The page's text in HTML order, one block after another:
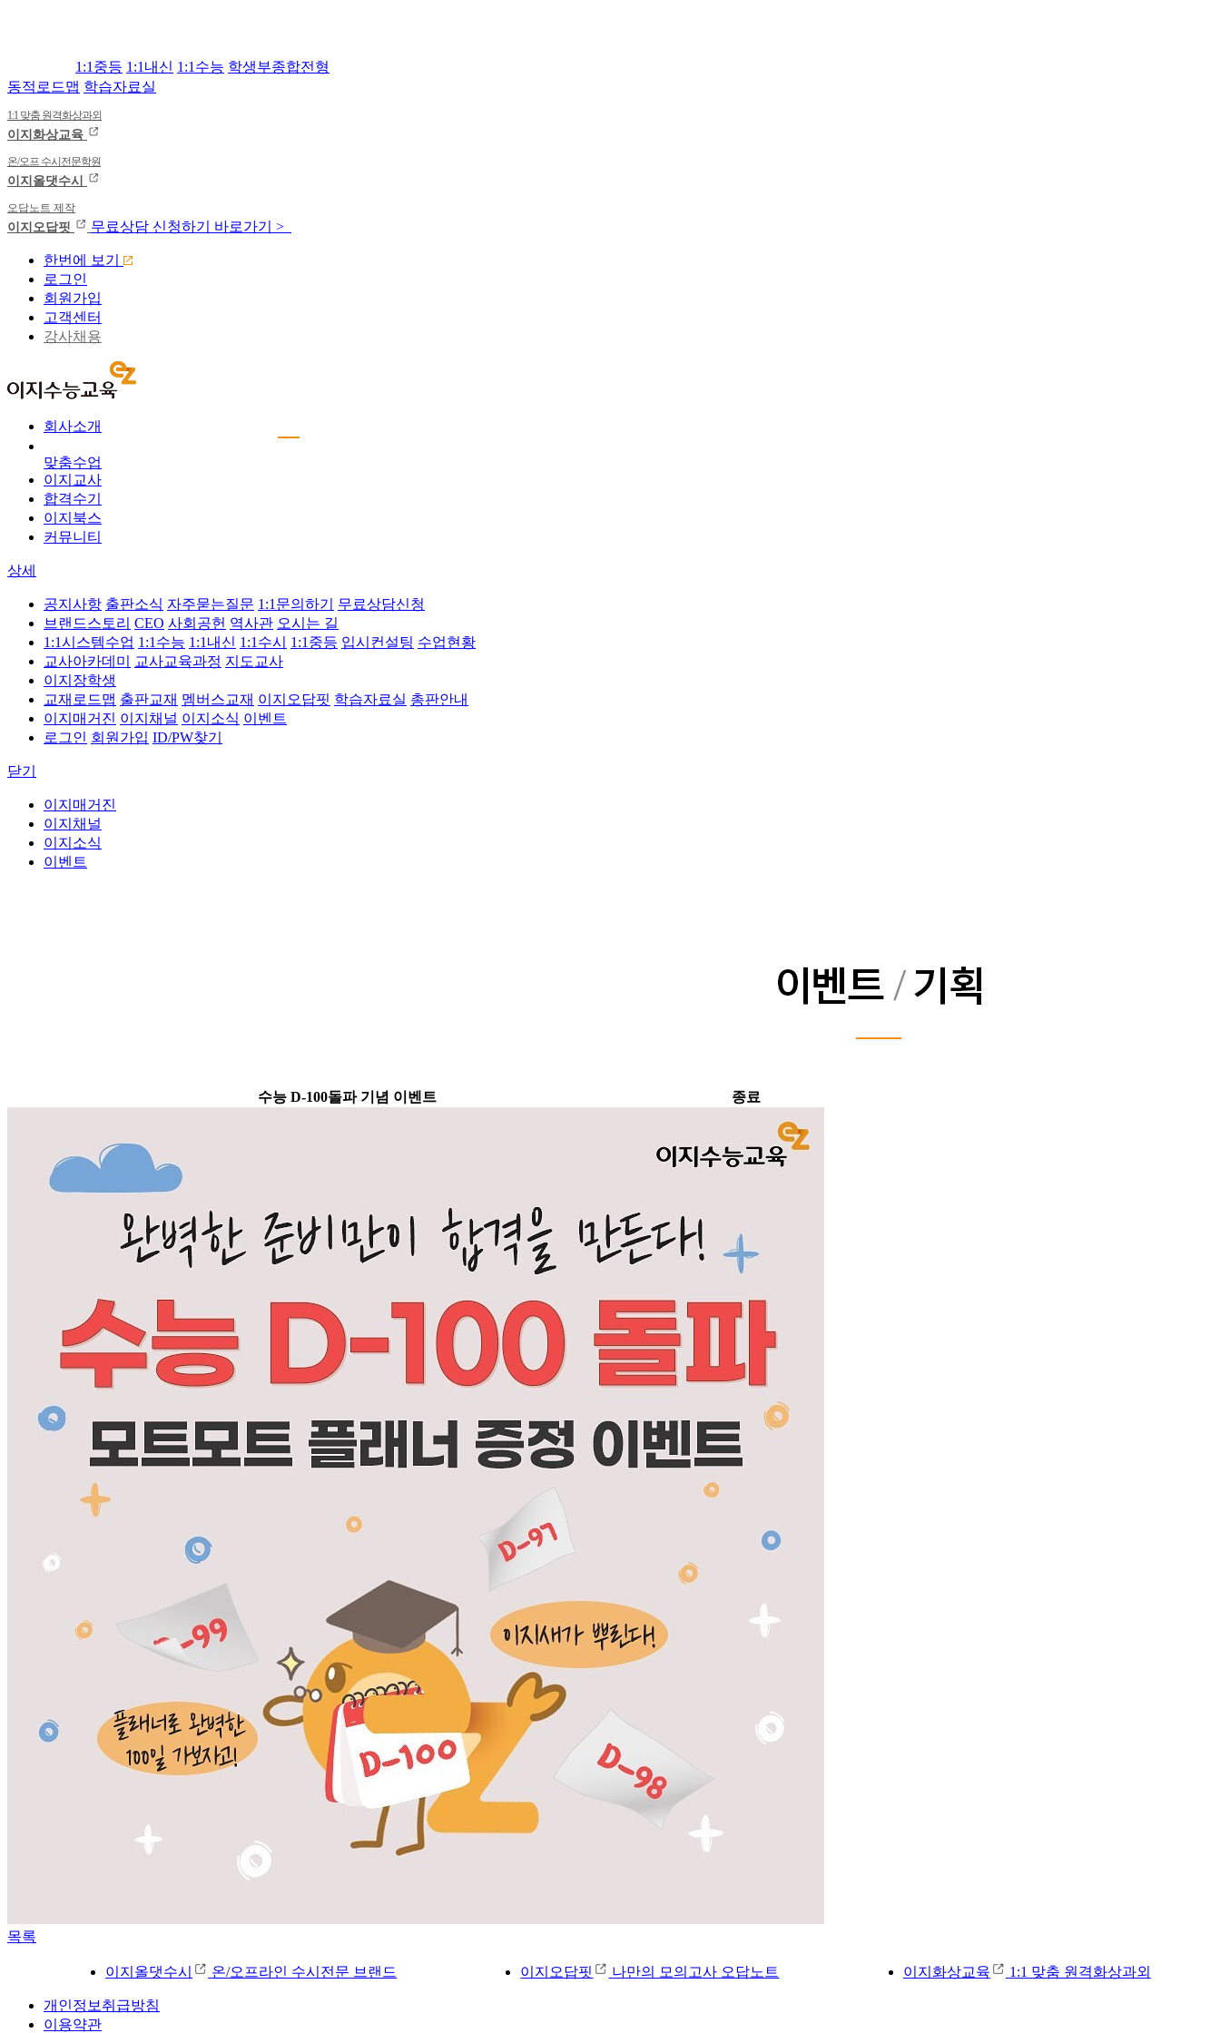
1:1중등 1:1내신 1:1수능 학생부종합전형
동적로드맵 학습자료실
1:1 맞춤 원격화상과외
이지화상교육
온/오프 수시전문학원
이지올댓수시
오답노트 제작
이지오답핏 무료상담 신청하기 바로가기 >
한번에 보기
로그인
회원가입
고객센터
강사채용
회사소개
맞춤수업
이지교사
합격수기
이지북스
커뮤니티
상세
공지사항 출판소식 자주묻는질문 1:1문의하기
무료상담신청
브랜드스토리 CEO 사회공헌 역사관 오시는 길
1:1시스템수업 1:1수능 1:1내신 1:1수시 1:1중등 입시컨설팅 수업현황
교사아카데미
교사교육과정 지도교사
이지장학생
교재로드맵 출판교재 멤버스교재 이지오답핏 학습자료실 총판안내
이지매거진 이지채널 이지소식 이벤트
로그인 회원가입 ID/PW찾기
닫기
이지매거진
이지채널
이지소식
이벤트
수능 D-100돌파 기념 이벤트 종료
목록
이지올댓수시 온/오프라인 수시전문 브랜드 이지오답핏 나만의 모의고사 오답노트 이지화상교육 1:1 맞춤 원격화상과외
개인정보취급방침
이용약관